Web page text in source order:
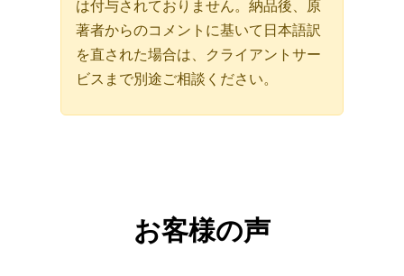
は付与されておりません。納品後、原
著者からのコメントに基いて日本語訳
を直された場合は、クライアントサー
ビスまで別途ご相談ください。
お客様の声